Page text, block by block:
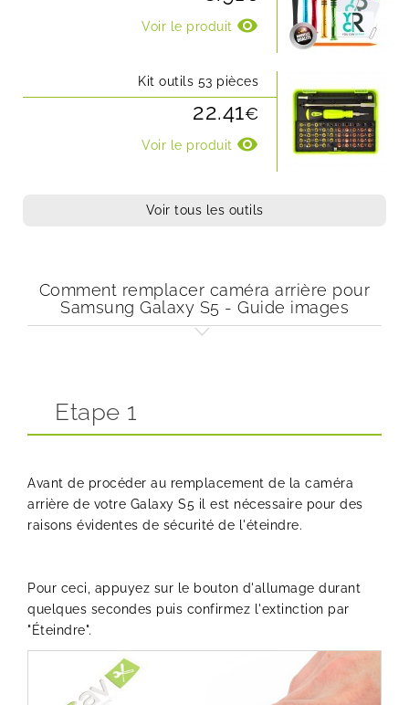
Voir le produit visibility
Kit outils 53 pièces
22.41€
Voir le produit visibility
Voir tous les outils
Comment remplacer caméra arrière pour
Samsung Galaxy S5 - Guide images
Etape 1
Avant de procéder au remplacement de la caméra
arrière de votre Galaxy S5 il est nécessaire pour des
raisons évidentes de sécurité de l'éteindre.
Pour ceci, appuyez sur le bouton d'allumage durant
quelques secondes puis confirmez l'extinction par
"Éteindre".